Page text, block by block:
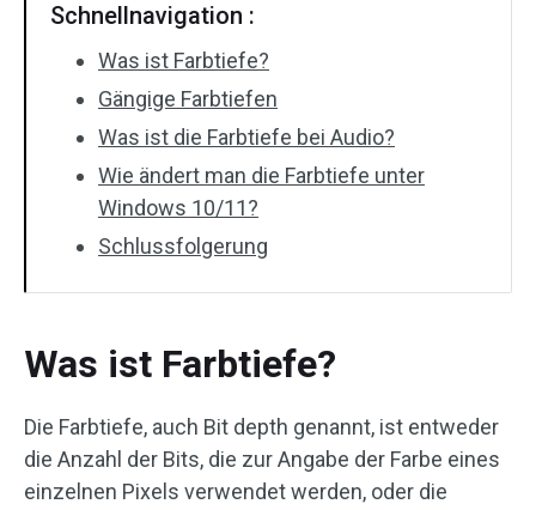
Schnellnavigation :
Was ist Farbtiefe?
Gängige Farbtiefen
Was ist die Farbtiefe bei Audio?
Wie ändert man die Farbtiefe unter
Windows 10/11?
Schlussfolgerung
Was ist Farbtiefe?
Die Farbtiefe, auch Bit depth genannt, ist entweder
die Anzahl der Bits, die zur Angabe der Farbe eines
einzelnen Pixels verwendet werden, oder die